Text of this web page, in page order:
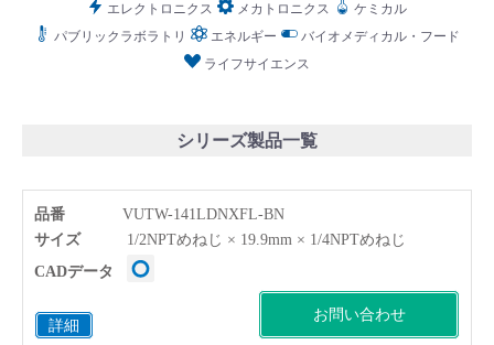
languageLanguage： 日本語／ English
エレクトロニクス メカトロニクス
ケミカル
パブリックラボラトリ
エネルギー
バイオメディカル・フード
ライフサイエンス
シリーズ製品一覧
品番 VUTW-141LDNXFL-BN
詳細
サイズ 1/2NPTめねじ × 19.9mm × 1/4NPTめねじ
お問い合わせ
CADデータ